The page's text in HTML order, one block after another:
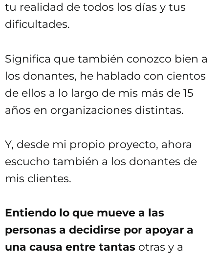
tu realidad de todos los días y tus
dificultades.
Significa que también conozco bien a
los donantes, he hablado con cientos
de ellos a lo largo de mis más de 15
años en organizaciones distintas.
Y, desde mi propio proyecto, ahora
escucho también a los donantes de
mis clientes.
Entiendo lo que mueve a las
personas a decidirse por apoyar a
una causa entre tantas otras y a